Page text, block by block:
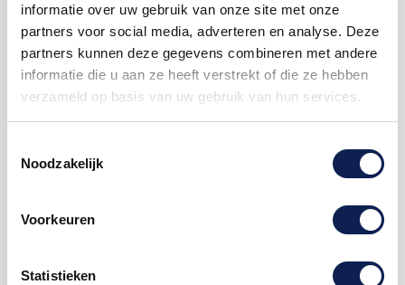
informatie over uw gebruik van onze site met onze
partners voor social media, adverteren en analyse. Deze
partners kunnen deze gegevens combineren met andere
informatie die u aan ze heeft verstrekt of die ze hebben
verzameld op basis van uw gebruik van hun services.
Noodzakelijk
Voorkeuren
Statistieken
€ 0,38 € 12,50
vlagstickers provincie provinciesticker provincievlag